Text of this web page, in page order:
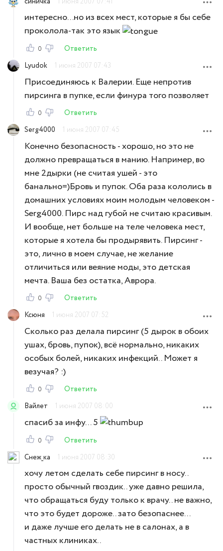
интересно...но из всех мест, которые я бы себе
проколола-так это язык
0
Ответить
Lyudok
1 июня 2007 07:43
Присоединяюсь к Валерии. Еще непротив
пирсинга в пупке, если финура того позволяет
0
Ответить
Serg4000
1 июня 2007 07:45
Конечно безопасность - хорошо, но это не
должно превращаться в манию. Например, во
мне 2дырки (не считая ушей - это
банально=)Бровь и пупок. Оба раза кололись в
домашних условиях моим молодым человеком -
Serg4000. Пирс над губой не считаю красивым.
И вообще, нет больше на теле человека мест,
которые я хотела бы продырявить. Пирсинг -
это, лично в моем случае, не желание
отличиться или веяние моды, это детская
мечта. Ваша без остатка, Аврора.
0
Ответить
Ксюня
1 июня 2007 07:52
Сколько раз делала пирсинг (5 дырок в обоих
ушах, бровь, пупок), всё нормально, никаких
особых болей, никаких инфекций.. Может я
везучая? :)
0
Ответить
Вайлет
1 июня 2007 08:00
спасиб за инфу... 5
0
Ответить
Снеж_ка
1 июня 2007 08:30
хочу летом сделать себе пирсинг в носу..
просто обычный гвоздик.. уже давно решила,
что обращаться буду только к врачу.. не важно,
что это будет дороже.. зато безопаснее...
и даже лучше его делать не в салонах, а в
частных клиниках..